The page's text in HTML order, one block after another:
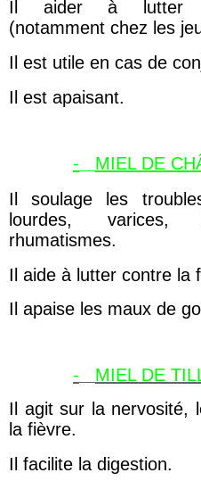
Il aider à lutter
(notamment chez les
Il est utile en cas de
Il est apaisant.
-
MIEL DE
Il soulage les
lourdes, varices,
rhumatismes.
Il aide à lutter contre la
Il apaise les maux de
-
MIEL DE
Il agit sur la nervosité,
la fièvre.
Il facilite la digestion.